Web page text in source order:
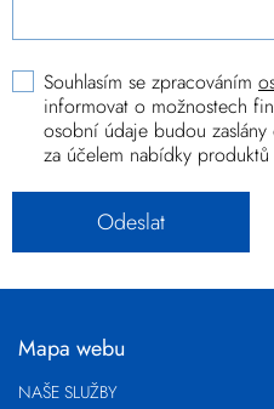
Souhlasím se zpracováním
informovat o možnostech
osobní údaje budou
za účelem nabídky
Mapa webu
NAŠE SLUŽBY